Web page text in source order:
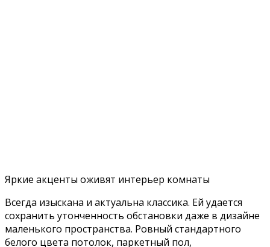
Яркие акценты оживят интерьер комнаты
Всегда изыскана и актуальна классика. Ей удается
сохранить утонченность обстановки даже в дизайне
маленького пространства. Ровный стандартного
белого цвета потолок, паркетный пол,